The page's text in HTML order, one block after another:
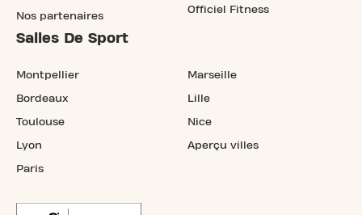
Nos partenaires
Officiel Fitness
Salles De Sport
Montpellier
Bordeaux
Toulouse
Lyon
Paris
Marseille
Lille
Nice
Aperçu villes